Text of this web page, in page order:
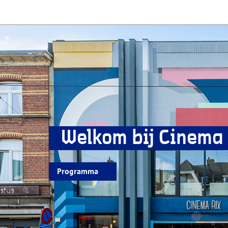
Welkom bij Cinema
Programma